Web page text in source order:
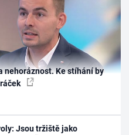
nehoráznost. Ke stíhání by
Jsou tržiště jako